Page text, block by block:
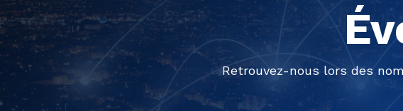
Retrouvez-nous lors des